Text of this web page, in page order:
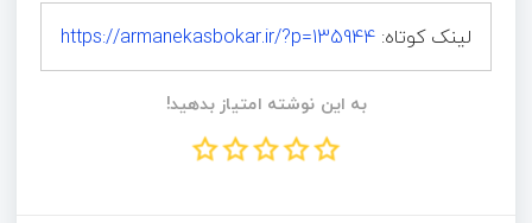
لینک کوتاه: https://armanekasbokar.ir/?p=135944
به این نوشته امتیاز بدهید!